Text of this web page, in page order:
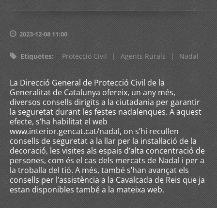
2023-12-08 11:00
Etiquetes: Protecció Civil | Agents Rurals | Nadal
La Direcció General de Protecció Civil de la
Generalitat de Catalunya ofereix, un any més,
diversos consells dirigits a la ciutadania per garantir
la seguretat durant les festes nadalenques. A aquest
efecte, s’ha habilitat el web
www.interior.gencat.cat/nadal, on s’hi recullen
consells de seguretat a la llar per la instal·lació de la
decoració, les visites als espais d’alta concentració de
persones, com és el cas dels mercats de Nadal i per a
la troballa del tió. A més, també s’han avançat els
consells per l’assistència a la Cavalcada de Reis que ja
estan disponibles també a la mateixa web.